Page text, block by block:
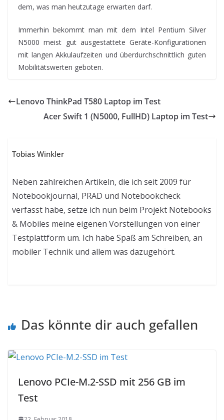
dem, was man heutzutage erwarten darf.
Immerhin bekommt man mit dem Intel Pentium Silver
N5000 meist gut ausgestattete Geräte-Konfigurationen
mit langen Akkulaufzeiten und überdurchschnittlich guten
Mobilitätswerten geboten.
Lenovo ThinkPad T580 Laptop im Test
Acer Swift 1 (N5000, FullHD) Laptop im Test
Tobias Winkler
Neben zahlreichen Artikeln, die ich seit 2009 für
Notebookjournal, PRAD und Notebookcheck
verfasst habe, setze ich nun beim Projekt Notebooks
& Mobiles meine eigenen Vorstellungen von einer
Testplattform um. Ich habe Spaß am Schreiben, an
mobiler Technik und allem was dazugehört.
Das könnte dir auch gefallen
Lenovo PCIe-M.2-SSD mit 256 GB im
Test